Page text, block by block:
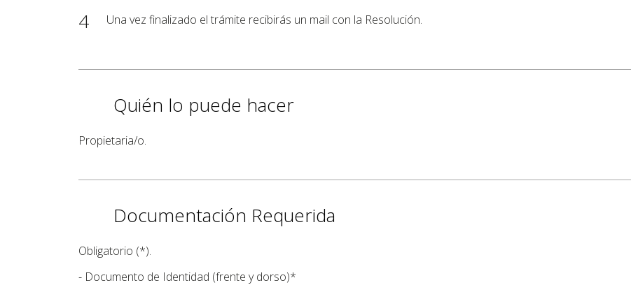
4 Una vez finalizado el trámite recibirás un mail con la Resolución.
Quién lo puede hacer
Propietaria/o.
Documentación Requerida
Obligatorio (*).
- Documento de Identidad (frente y dorso)*